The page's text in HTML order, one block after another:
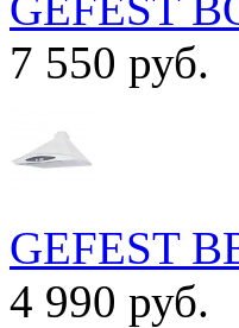
7 550 руб.
GEFEST
4 990 руб.